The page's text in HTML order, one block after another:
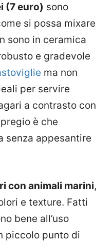
(7 euro) sono
si possa mixare
sono in ceramica
e gradevole
ma non
per servire
a contrasto con
è che
senza appesantire
con animali marini,
e texture. Fatti
bene all’uso
piccolo punto di